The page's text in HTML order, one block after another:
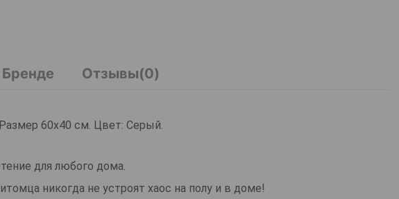
Отзывы(0)
60х40 см. Цвет: Серый.
для любого дома.
никогда не устроят хаос на полу и в доме!